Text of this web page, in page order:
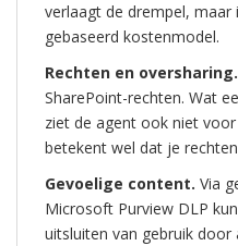
verlaagt de drempel,
gebaseerd kostenmodel.
Rechten en oversharing.
SharePoint-rechten. Wat
ziet de agent ook niet
betekent wel dat je
Gevoelige content. Via
Microsoft Purview DLP
uitsluiten van gebruik door